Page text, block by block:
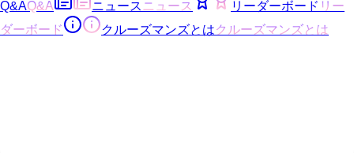
Q&AQ&A ニュース ニュース リーダーボード リー
ダーボード
クルーズマンズとはクルーズマンズとは